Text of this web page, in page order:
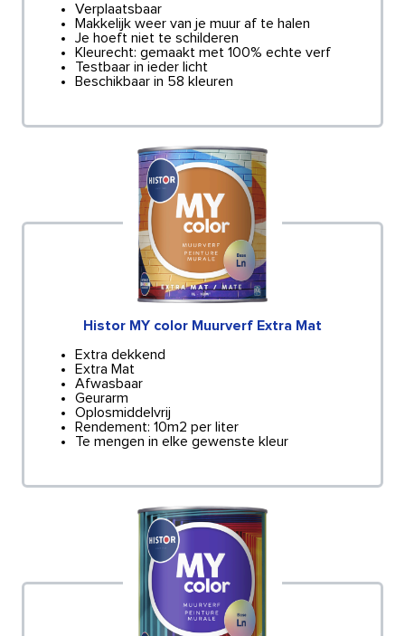
Verplaatsbaar
Makkelijk weer van je muur af te halen
Je hoeft niet te schilderen
Kleurecht: gemaakt met 100% echte verf
Testbaar in ieder licht
Beschikbaar in 58 kleuren
Histor MY color Muurverf Extra Mat
Extra dekkend
Extra Mat
Afwasbaar
Geurarm
Oplosmiddelvrij
Rendement: 10m2 per liter
Te mengen in elke gewenste kleur